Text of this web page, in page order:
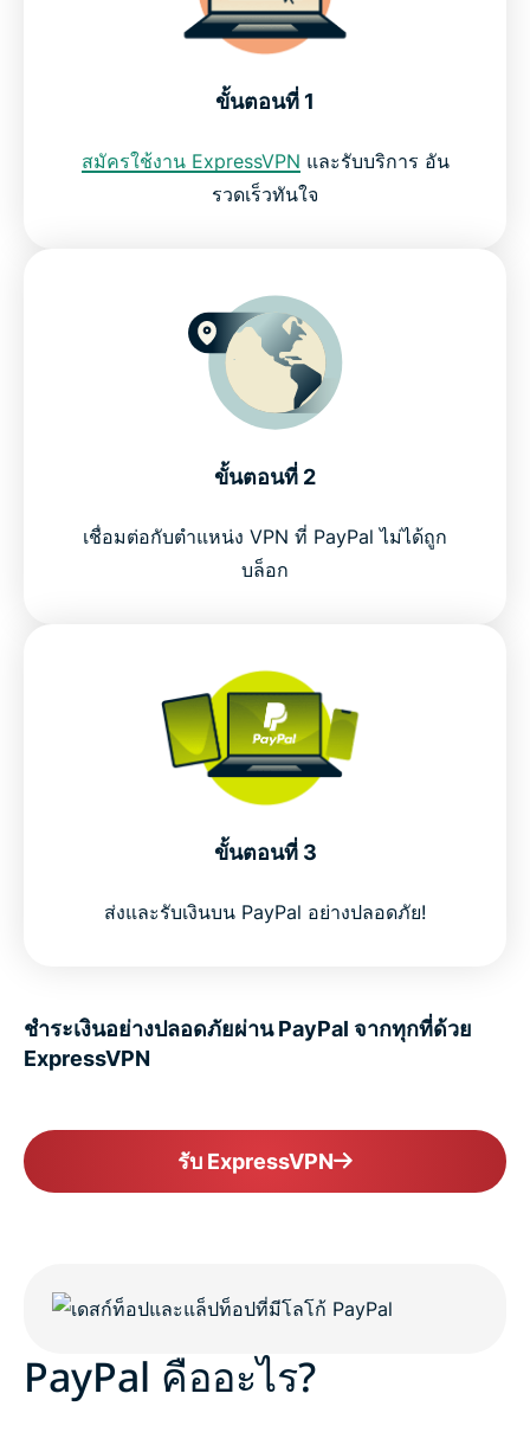
ปลดบล็อก PayPal บนทุกอุปกรณ์
ExpressVPN สำหรับ PC, Mac, iOS, Android และอีก
ทำไมต้องใช้ ExpressVPN?
ลอง VPN ที่ดีที่สุดสำหรับ PayPal
ขั้นตอนที่ 1
สมัครใช้งาน ExpressVPN และรับบริการ อัน
รวดเร็วทันใจ
ขั้นตอนที่ 2
เชื่อมต่อกับตำแหน่ง VPN ที่ PayPal ไม่ได้ถูก
บล็อก
ขั้นตอนที่ 3
ส่งและรับเงินบน PayPal อย่างปลอดภัย!
ชำระเงินอย่างปลอดภัยผ่าน PayPal จากทุกที่ด้วย
ExpressVPN
รับ ExpressVPN
PayPal คืออะไร?